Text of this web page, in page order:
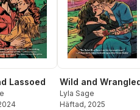
Lassoed Wild and
Lyla Sage
Häftad, 2025